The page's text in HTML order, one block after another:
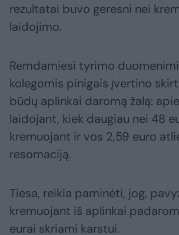
rezultatai buvo geresni nei
laidojimo.
Remdamiesi tyrimo
kolegomis pinigais įvertino
būdų aplinkai daromą žalą:
laidojant, kiek daugiau nei 48
kremuojant ir vos 2,59 euro
resomaciją.
Tiesa, reikia paminėti, jog,
kremuojant iš aplinkai
eurai skriami karstui.